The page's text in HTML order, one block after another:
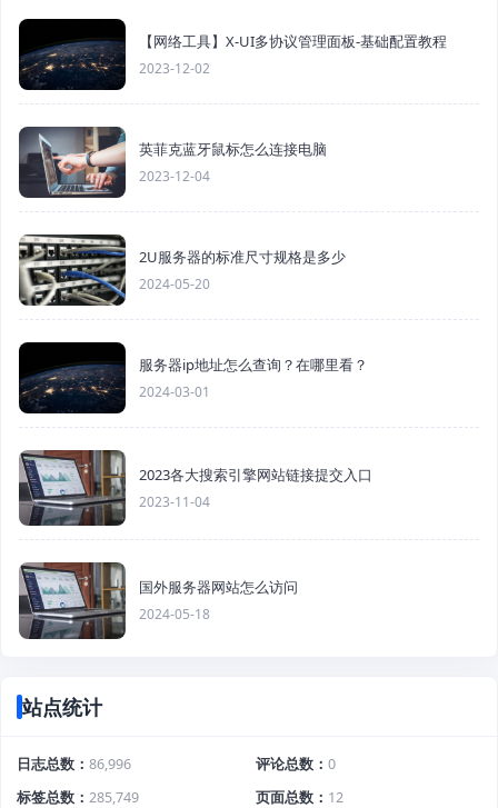
【网络工具】X-UI多协议管理面板-基础配置教程
2023-12-02
英菲克蓝牙鼠标怎么连接电脑
2023-12-04
2U服务器的标准尺寸规格是多少
2024-05-20
服务器ip地址怎么查询？在哪里看？
2024-03-01
2023各大搜索引擎网站链接提交入口
2023-11-04
国外服务器网站怎么访问
2024-05-18
站点统计
日志总数 86,996 评论总数
0
标签总数
285,749 页面总数
12